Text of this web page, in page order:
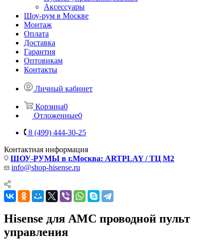
Аксессуары
Шоу-рум в Москве
Монтаж
Оплата
Доставка
Гарантия
Оптовикам
Контакты
Личный кабинет
Корзина0
Отложенные0
8 (499) 444-30-25
Контактная информация
ШОУ-РУМЫ в г.Москва: ARTPLAY / ТЦ М2
info@shop-hisense.ru
Hisense для АМС проводной пульт
управления